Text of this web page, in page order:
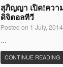
สุภิญญา เปิด!ควา
ดิจิตอลทีวี
Posted on 1 July, 2014
...
CONTINUE READING